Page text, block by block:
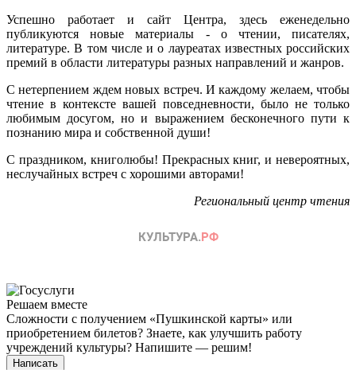
Успешно работает и сайт Центра, здесь еженедельно
публикуются новые материалы - о чтении, писателях,
литературе. В том числе и о лауреатах известных российских
премий в области литературы разных направлений и жанров.
С нетерпением ждем новых встреч. И каждому желаем, чтобы
чтение в контексте вашей повседневности, было не только
любимым досугом, но и выражением бесконечного пути к
познанию мира и собственной души!
С праздником, книголюбы! Прекрасных книг, и невероятных,
неслучайных встреч с хорошими авторами!
Региональный центр чтения
Решаем вместе
Сложности с получением «Пушкинской карты» или
приобретением билетов? Знаете, как улучшить работу
учреждений культуры? Напишите — решим!
Написать